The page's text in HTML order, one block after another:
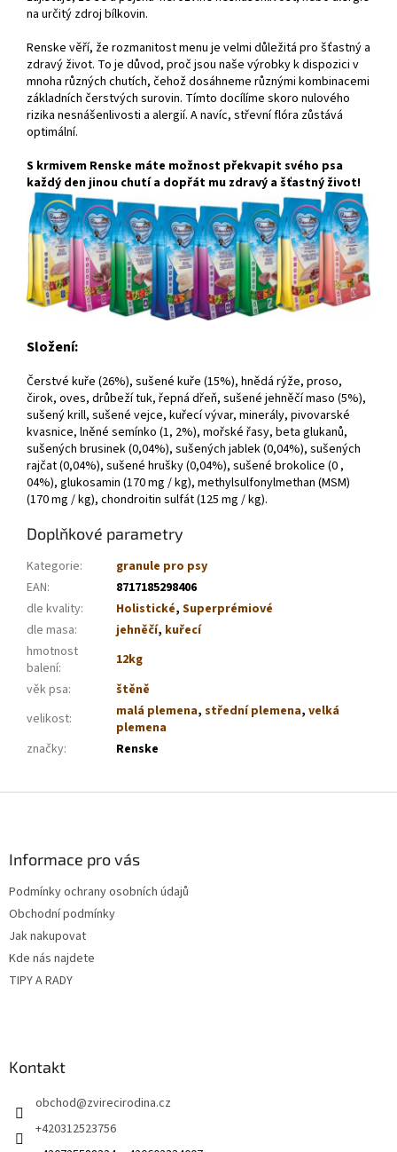
na určitý zdroj bílkovin.
Renske věří, že rozmanitost menu je velmi důležitá pro šťastný a
zdravý život. To je důvod, proč jsou naše výrobky k dispozici v
mnoha různých chutích, čehož dosáhneme různými kombinacemi
základních čerstvých surovin. Tímto docílíme skoro nulového
rizika nesnášenlivosti a alergií. A navíc, střevní flóra zůstává
optimální.
S krmivem Renske máte možnost překvapit svého psa
každý den jinou chutí a dopřát mu zdravý a šťastný život!
Složení:
Čerstvé kuře (26%), sušené kuře (15%), hnědá rýže, proso,
čirok, oves, drůbeží tuk, řepná dřeň, sušené jehněčí maso (5%),
sušený krill, sušené vejce, kuřecí vývar, minerály, pivovarské
kvasnice, lněné semínko (1, 2%), mořské řasy, beta glukanů,
sušených brusinek (0,04%), sušených jablek (0,04%), sušených
rajčat (0,04%), sušené hrušky (0,04%), sušené brokolice (0 ,
04%), glukosamin (170 mg / kg), methylsulfonylmethan (MSM)
(170 mg / kg), chondroitin sulfát (125 mg / kg).
Doplňkové parametry
Kategorie:
granule pro psy
EAN:
8717185298406
dle kvality: Holistické, Superprémiové
dle masa: jehněčí, kuřecí
hmotnost
balení:
12kg
věk psa:
štěně
velikost: malá plemena, střední plemena, velká
plemena
značky: Renske
Informace pro vás
Podmínky ochrany osobních údajů
Obchodní podmínky
Jak nakupovat
Kde nás najdete
TIPY A RADY
Kontakt
obchod@zvirecirodina.cz
+420312523756